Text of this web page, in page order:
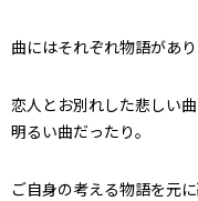
曲にはそれぞれ物語があり
恋人とお別れした悲しい
明るい曲だったり。
ご自身の考える物語を元に